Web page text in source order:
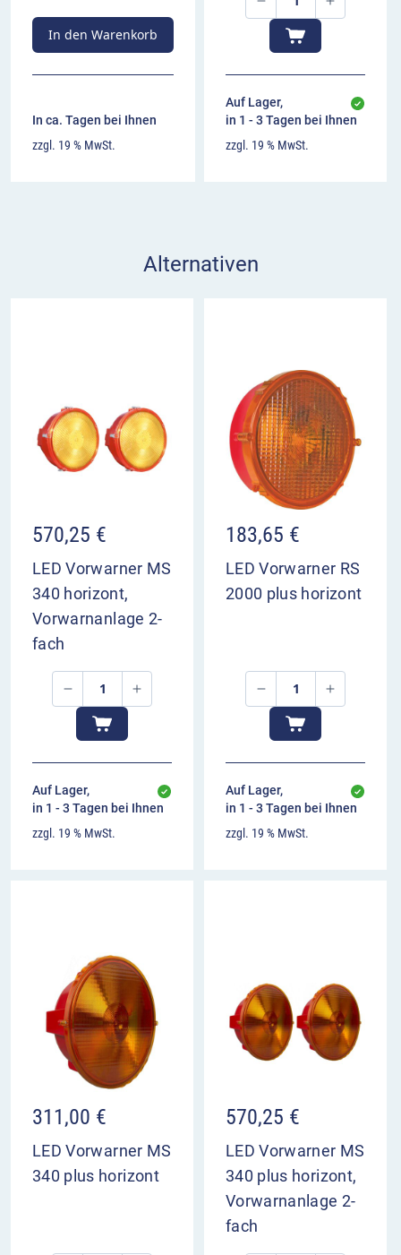
In den Warenkorb
In ca. Tagen bei Ihnen
zzgl. 19 % MwSt.
Auf Lager,
in 1 - 3 Tagen bei Ihnen
zzgl. 19 % MwSt.
Alternativen
570,25 €
LED Vorwarner MS
340 horizont,
Vorwarnanlage 2-
fach
Auf Lager,
in 1 - 3 Tagen bei Ihnen
zzgl. 19 % MwSt.
183,65 €
LED Vorwarner RS
2000 plus horizont
Auf Lager,
in 1 - 3 Tagen bei Ihnen
zzgl. 19 % MwSt.
311,00 €
LED Vorwarner MS
340 plus horizont
570,25 €
LED Vorwarner MS
340 plus horizont,
Vorwarnanlage 2-
fach